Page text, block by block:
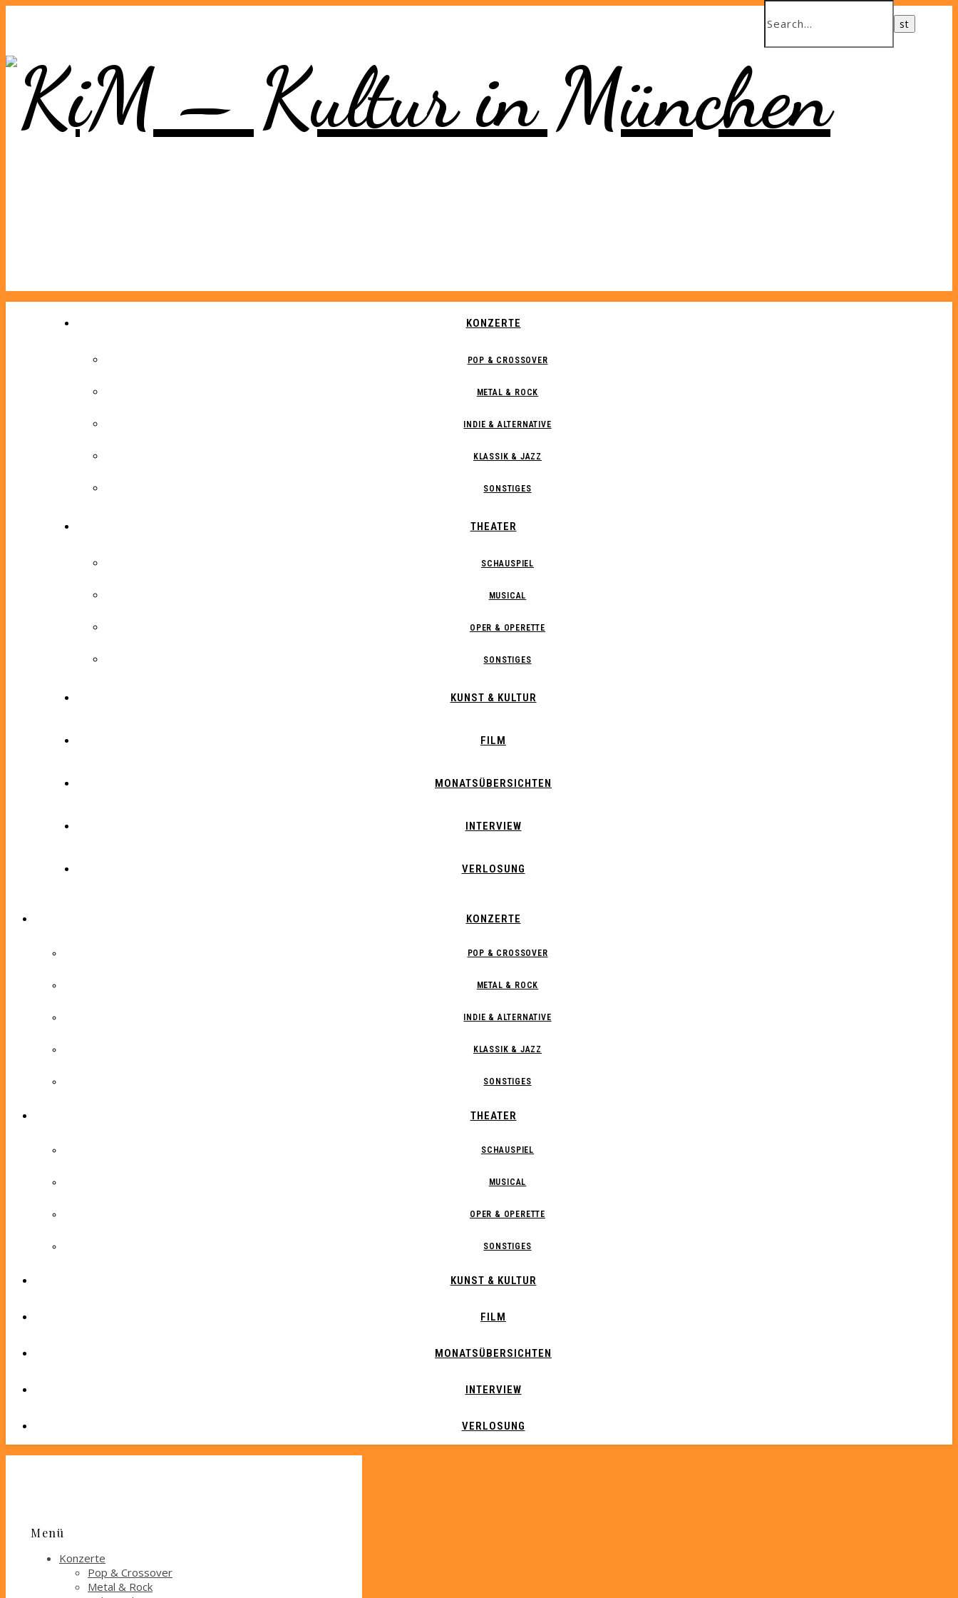
KONZERTE
POP & CROSSOVER
METAL & ROCK
INDIE & ALTERNATIVE
KLASSIK & JAZZ
SONSTIGES
THEATER
SCHAUSPIEL
MUSICAL
OPER & OPERETTE
SONSTIGES
KUNST & KULTUR
FILM
MONATSÜBERSICHTEN
INTERVIEW
VERLOSUNG
KONZERTE
POP & CROSSOVER
METAL & ROCK
INDIE & ALTERNATIVE
KLASSIK & JAZZ
SONSTIGES
THEATER
SCHAUSPIEL
MUSICAL
OPER & OPERETTE
SONSTIGES
KUNST & KULTUR
FILM
MONATSÜBERSICHTEN
INTERVIEW
VERLOSUNG
Menü
Konzerte
Pop & Crossover
Metal & Rock